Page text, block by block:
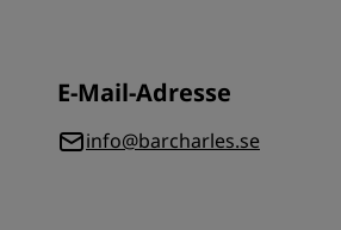
E-Mail-Adresse
info@barcharles.se